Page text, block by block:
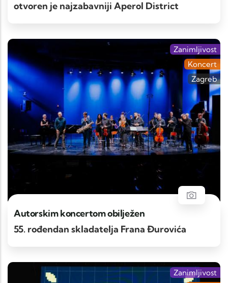
otvoren je najzabavniji Aperol District
Autorskim koncertom obilježen
55. rođendan skladatelja Frana Đurovića
Zanimljivost
Koncert
Zagreb
Zanimljivost